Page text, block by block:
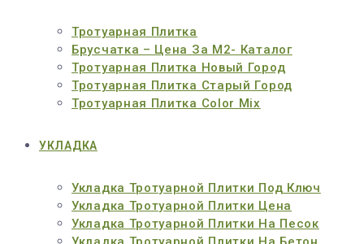
Тротуарная Плитка
Брусчатка – Цена За М2- Каталог
Тротуарная Плитка Новый Город
Тротуарная Плитка Старый Город
Тротуарная Плитка Color Mix
УКЛАДКА
Укладка Тротуарной Плитки Под Ключ
Укладка Тротуарной Плитки Цена
Укладка Тротуарной Плитки На Песок